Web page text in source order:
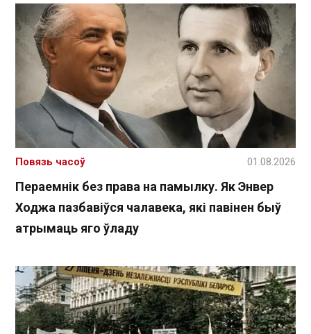
Пераемнік без права на памылку. Як Энвер
Ходжа пазбавіўся чалавека, які павінен быў
атрымаць яго ўладу
Повязь часоў 01.08.2026